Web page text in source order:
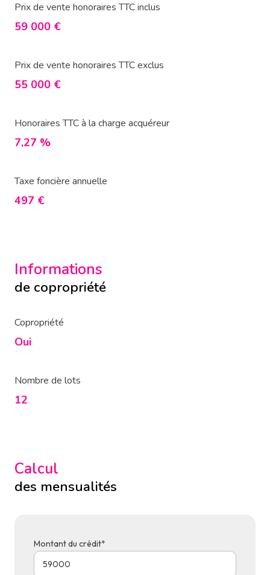
Prix de vente honoraires TTC inclus
59 000 €
Prix de vente honoraires TTC exclus
55 000 €
Honoraires TTC à la charge acquéreur
7,27 %
Taxe foncière annuelle
497 €
Informations
de copropriété
Copropriété
Oui
Nombre de lots
12
Calcul
des mensualités
Montant du crédit*